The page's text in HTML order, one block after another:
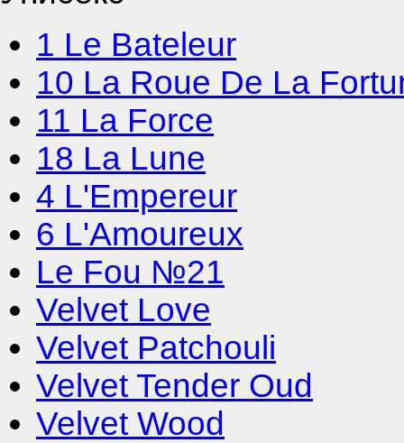
1 Le Bateleur
10 La Roue De La
11 La Force
18 La Lune
4 L'Empereur
6 L'Amoureux
Le Fou №21
Velvet Love
Velvet Patchouli
Velvet Tender Oud
Velvet Wood